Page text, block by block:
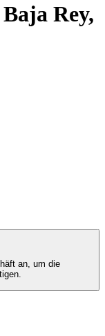
Rey,
an, um die